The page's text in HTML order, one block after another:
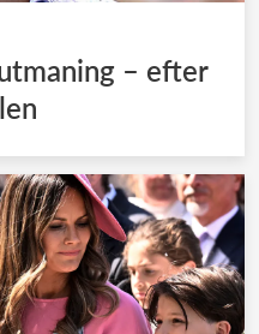
– efter